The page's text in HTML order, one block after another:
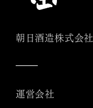
朝日酒造株式会社
運営会社